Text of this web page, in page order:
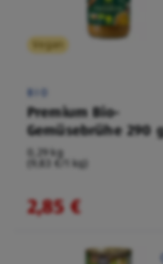
Vegan
BIO
Premium Bio-
Gemüsebrühe 290
0,29 kg
(9,83 €/1 kg)
2,85 €